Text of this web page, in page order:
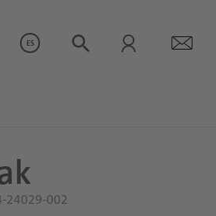
ES
24029-002